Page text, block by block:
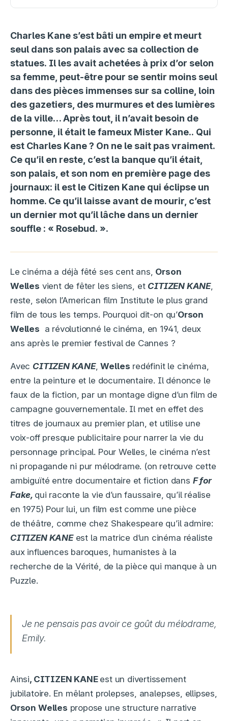
Charles Kane s’est bâti un empire et meurt
seul dans son palais avec sa collection de
statues. Il les avait achetées à prix d’or selon
sa femme, peut-être pour se sentir moins seul
dans des pièces immenses sur sa colline, loin
des gazetiers, des murmures et des lumières
de la ville… Après tout, il n’avait besoin de
personne, il était le fameux Mister Kane.. Qui
est Charles Kane ? On ne le sait pas vraiment.
Ce qu’il en reste, c’est la banque qu’il était,
son palais, et son nom en première page des
journaux: il est le Citizen Kane qui éclipse un
homme. Ce qu’il laisse avant de mourir, c’est
un dernier mot qu’il lâche dans un dernier
souffle : « Rosebud. ».
Le cinéma a déjà fêté ses cent ans, Orson
Welles vient de fêter les siens, et CITIZEN KANE,
reste, selon l’American film Institute le plus grand
film de tous les temps. Pourquoi dit-on qu’Orson
Welles a révolutionné le cinéma, en 1941, deux
ans après le premier festival de Cannes ?
Avec CITIZEN KANE,Welles redéfinit le cinéma,
entre la peinture et le documentaire. Il dénonce le
faux de la fiction, par un montage digne d’un film de
campagne gouvernementale. Il met en effet des
titres de journaux au premier plan, et utilise une
voix-off presque publicitaire pour narrer la vie du
personnage principal. Pour Welles, le cinéma n’est
ni propagande ni pur mélodrame. (on retrouve cette
ambiguïté entre documentaire et fiction dans F for
Fake, qui raconte la vie d’un faussaire, qu’il réalise
en 1975) Pour lui, un film est comme une pièce
de théâtre, comme chez Shakespeare qu’il admire:
CITIZEN KANEest la matrice d’un cinéma réaliste
aux influences baroques, humanistes à la
recherche de la Vérité, de la pièce qui manque à un
Puzzle.
Je ne pensais pas avoir ce goût du mélodrame,
Emily.
Ainsi, CITIZEN KANE est un divertissement
jubilatoire. En mêlant prolepses, analepses, ellipses,
Orson Welles propose une structure narrative